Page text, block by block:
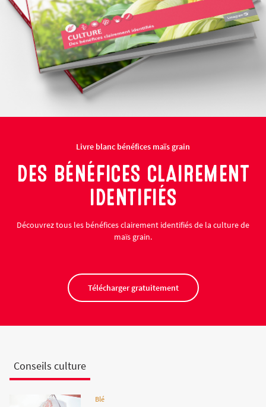
Livre blanc bénéfices maïs grain
DES BÉNÉFICES CLAIREMENT
IDENTIFIÉS
Découvrez tous les bénéfices clairement identifiés de la culture de
maïs grain.
Télécharger gratuitement
Conseils culture
Blé